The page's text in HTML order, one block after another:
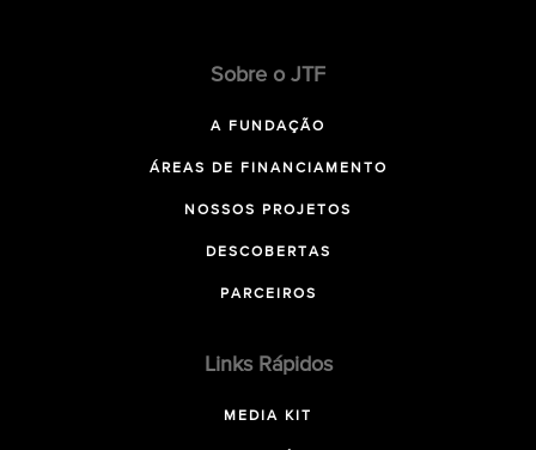
Sobre o JTF
A FUNDAÇÃO
ÁREAS DE FINANCIAMENTO
NOSSOS PROJETOS
DESCOBERTAS
PARCEIROS
Links Rápidos
MEDIA KIT